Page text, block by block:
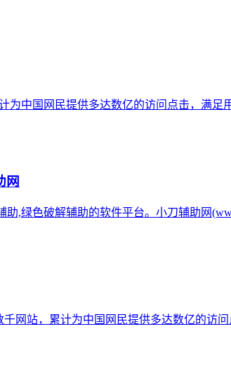
中国网民提供多达数亿的访问点击，满
网
,绿色破解辅助的软件平台。小刀辅助网
网站，累计为中国网民提供多达数亿的访